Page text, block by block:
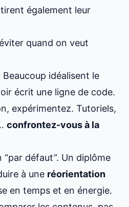
également leur
quand on veut
idéalisent le
écrit une ligne de code.
expérimentez. Tutoriels,
confrontez-vous à la
défaut”. Un diplôme
à une réorientation
en temps et en énergie.